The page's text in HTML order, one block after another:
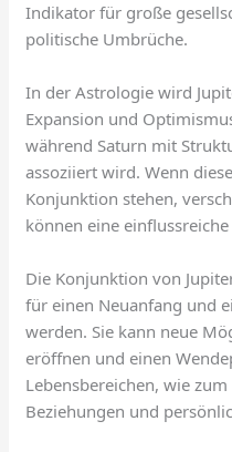
Indikator für große
politische Umbrüche.
In der Astrologie wird
Expansion und
während Saturn mit
assoziiert wird. Wenn
Konjunktion stehen,
können eine
Die Konjunktion von
für einen Neuanfang und
werden. Sie kann neue
eröffnen und einen
Lebensbereichen, wie
Beziehungen und